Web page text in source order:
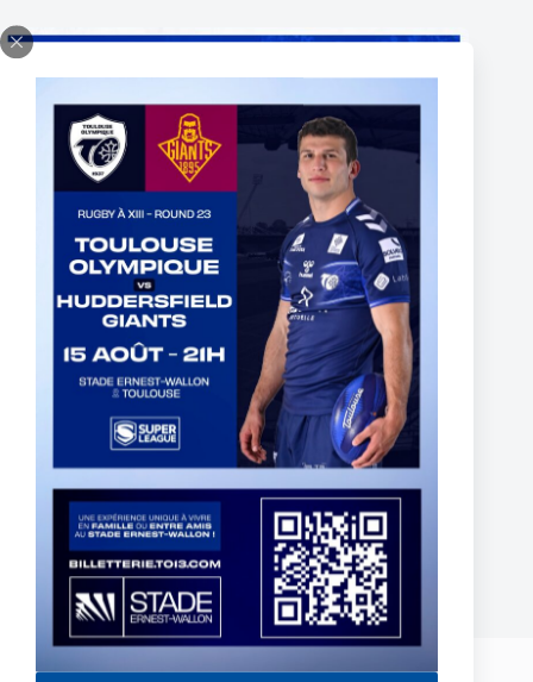
BILLETTERIE PARTENAIRE DEMI-FINALE
CHAMPIONSHIP 2024 – ABONNÉS INDIGO
2 octobre 2024